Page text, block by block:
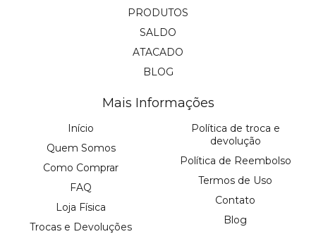
PRODUTOS
SALDO
ATACADO
BLOG
Mais Informações
Início
Quem Somos
Como Comprar
FAQ
Loja Física
Trocas e Devoluções
Política de troca e
devolução
Política de Reembolso
Termos de Uso
Contato
Blog